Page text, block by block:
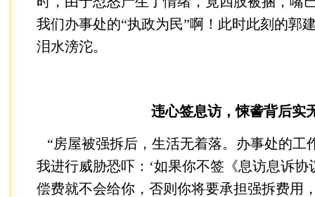
我们办事处的“执政为民”啊！此时此刻的郭
泪水滂沱。
违心签息访，悚詟背后实
“房屋被强拆后，生活无着落。办事处的工
我进行威胁恐吓：‘如果你不签《息访息诉
偿费就不会给你，否则你将要承担强拆费用